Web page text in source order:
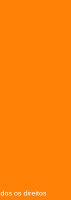
os direitos